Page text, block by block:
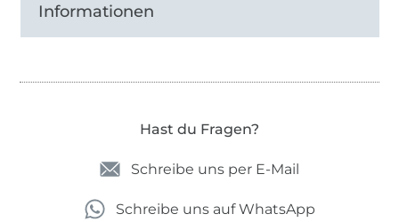
Informationen
Hast du Fragen?
Schreibe uns per E-Mail
Schreibe uns auf WhatsApp